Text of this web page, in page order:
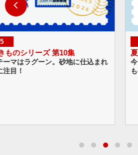
まれ
夏のグリーティング
今回のテーマは夏の冷たいス